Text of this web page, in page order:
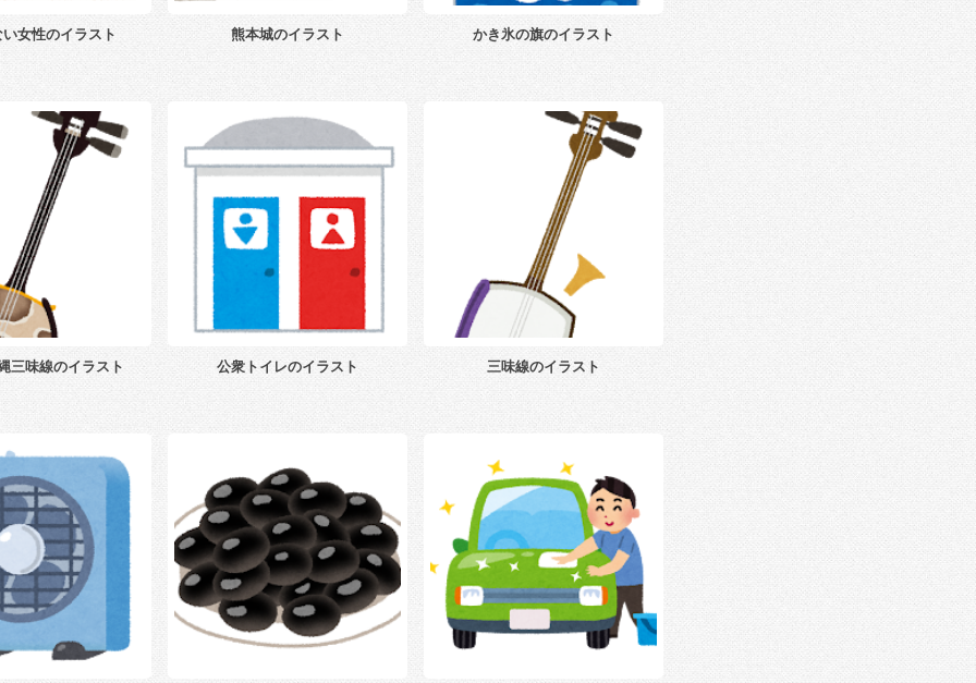
女性のイラスト 熊本城のイラスト かき氷の旗のイラスト
三味線のイラスト 公衆トイレのイラスト 三味線のイラスト